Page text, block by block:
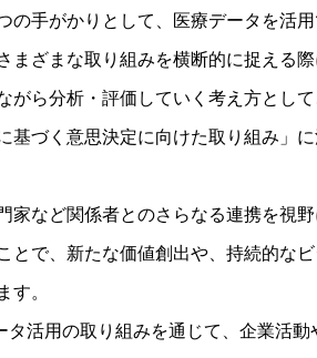
の手がかりとして、医療データを活
ざまな取り組みを横断的に捉える際
がら分析・評価していく考え方とし
基づく意思決定に向けた取り組み」
など関係者とのさらなる連携を視
とで、新たな価値創出や、持続的な
す。
活用の取り組みを通じて、企業活動